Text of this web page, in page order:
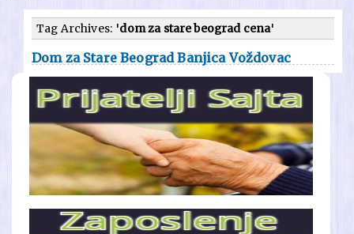
Tag Archives: 'dom za stare beograd cena'
Dom za Stare Beograd Banjica Voždovac